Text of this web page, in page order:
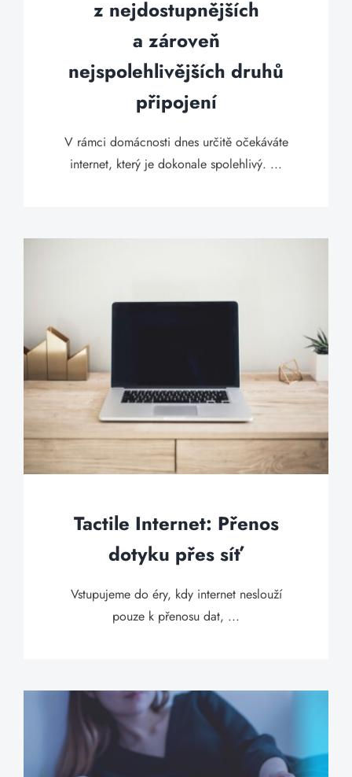
z nejdostupnějších
a zároveň
nejspolehlivějších druhů
připojení
V rámci domácnosti dnes určitě očekáváte
internet, který je dokonale spolehlivý. ...
Tactile Internet: Přenos
dotyku přes síť
Vstupujeme do éry, kdy internet neslouží
pouze k přenosu dat, ...